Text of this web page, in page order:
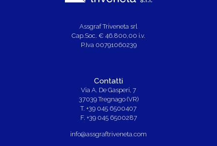
Assgraf Triveneta srl
Cap.Soc. € 46.800,00 i.v.
P.Iva 00791060239
Contatti
Via A. De Gasperi, 7
37039 Tregnago (VR)
T. +39 045 6500407
F. +39 045 6500287
info@assgraftriveneta.com